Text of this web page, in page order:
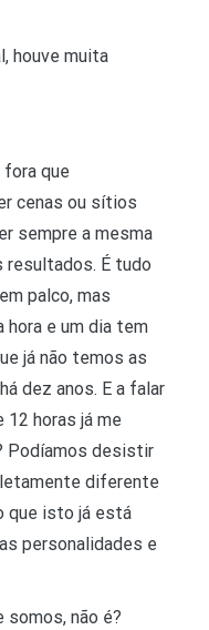
houve muita
fora que
cenas ou sítios
sempre a mesma
É tudo
palco, mas
hora e um dia tem
já não temos as
dez anos. E a falar
12 horas já me
Podíamos desistir
diferente
que isto já está
personalidades e
somos, não é?